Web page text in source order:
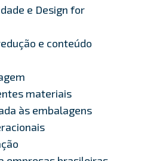
e Design for
e conteúdo
materiais
às embalagens